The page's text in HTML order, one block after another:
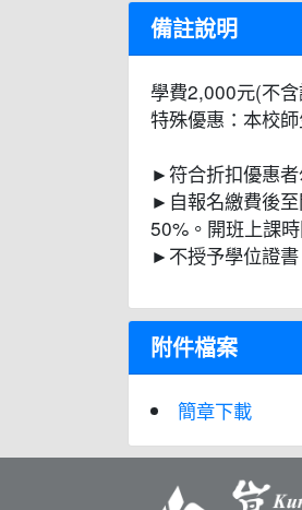
備註說明
學費2,000元(不
特殊優惠：本校
►符合折扣優惠
►自報名繳費後
50%。開班上課
►不授予學位證書
附件檔案
簡章下載